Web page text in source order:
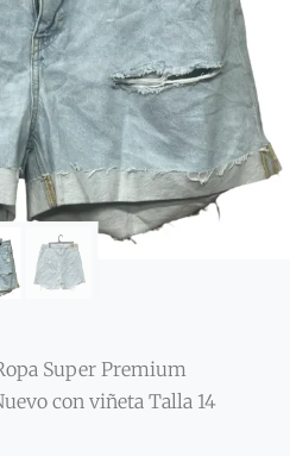
Super Premium
con viñeta Talla 14